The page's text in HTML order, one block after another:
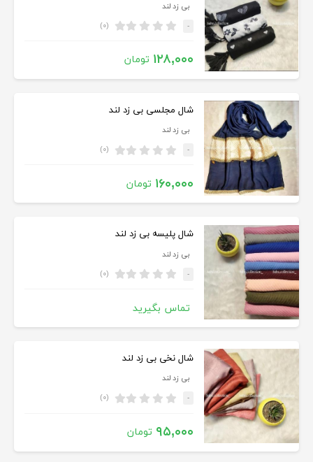
بی زد لند
- (۰)
۱۲۸,۰۰۰ تومان
شال مجلسی بی زد لند
بی زد لند
- (۰)
۱۶۰,۰۰۰ تومان
شال پلیسه بی زد لند
بی زد لند
- (۰)
تماس بگیرید
شال نخی بی زد لند
بی زد لند
- (۰)
۹۵,۰۰۰ تومان